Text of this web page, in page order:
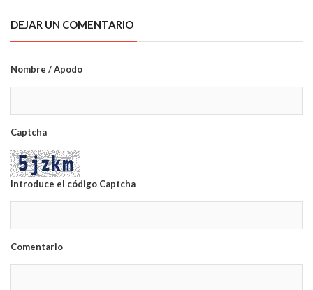
DEJAR UN COMENTARIO
Nombre / Apodo
Captcha
Introduce el código Captcha
Comentario